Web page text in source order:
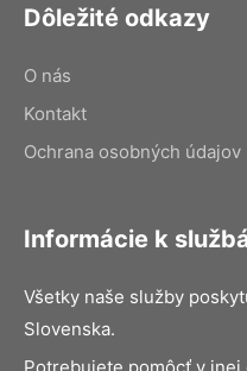
Dôležité odkazy
O nás
Kontakt
Ochrana osobných údajov
Informácie k
Všetky naše služby
Slovenska.